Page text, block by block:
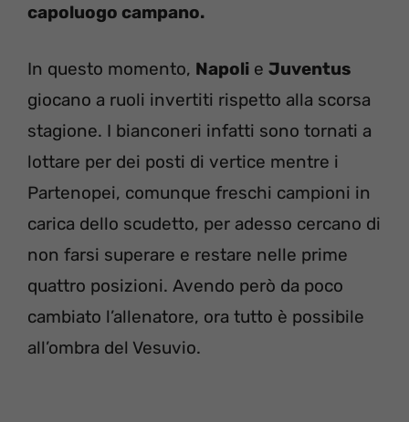
capoluogo campano.
In questo momento, Napoli e Juventus
giocano a ruoli invertiti rispetto alla scorsa
stagione. I bianconeri infatti sono tornati a
lottare per dei posti di vertice mentre i
Partenopei, comunque freschi campioni in
carica dello scudetto, per adesso cercano di
non farsi superare e restare nelle prime
quattro posizioni. Avendo però da poco
cambiato l’allenatore, ora tutto è possibile
all’ombra del Vesuvio.